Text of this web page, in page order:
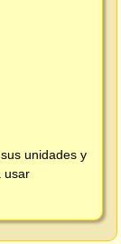
unidades y
usar